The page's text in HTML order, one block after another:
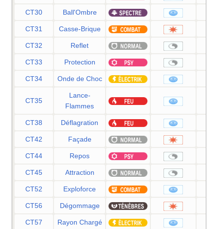
CT30 Ball'Ombre
CT31 Casse-Brique
CT32 Reflet
CT33 Protection
CT34 Onde de Choc
CT35
Lance-
Flammes
CT38 Déflagration
CT42 Façade
CT44 Repos
CT45 Attraction
CT52 Exploforce
CT56 Dégommage
CT57 Rayon Chargé